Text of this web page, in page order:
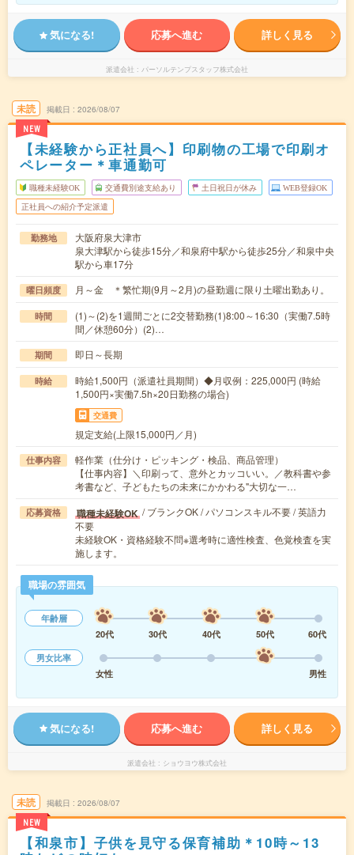
気になる! 応募へ進む 詳しく見る
派遣会社 パーソルテンプスタッフ株式会社
未読
NEW
掲載日 2026/08/07
【未経験から正社員へ】印刷物の工場で印刷オ
ペレーター＊車通勤可
職種未経験OK 交通費別途支給あり 土日祝日が休み WEB登録OK
正社員への紹介予定派遣
勤務地
大阪府泉大津市
泉大津駅から徒歩15分／和泉府中駅から徒歩25分／和泉中央
駅から車17分
曜日頻度 月～金 ＊繁忙期(9月～2月)の昼勤週に限り土曜出勤あり。
時間
(1)～(2)を1週間ごとに2交替勤務(1)8:00～16:30（実働7.5時
間／休憩60分）(2)…
期間 即日～長期
時給
時給1,500円（派遣社員期間）◆月収例：225,000円 (時給
1,500円×実働7.5h×20日勤務の場合)
交通費
規定支給(上限15,000円／月)
仕事内容
軽作業（仕分け・ピッキング・検品、商品管理）
【仕事内容】＼印刷って、意外とカッコいい。／教科書や参
考書など、子どもたちの未来にかかわる"大切な一…
応募資格 職種未経験OK / ブランクOK / パソコンスキル不要 / 英語力
不要
未経験OK・資格経験不問※選考時に適性検査、色覚検査を実
施します。
職場の雰囲気
年齢層
20代
30代 40代 50代
60代
男女比率
女性
男性
気になる! 応募へ進む 詳しく見る
派遣会社 ショウヨウ株式会社
未読
NEW
掲載日 2026/08/07
【和泉市】子供を見守る保育補助＊10時～13